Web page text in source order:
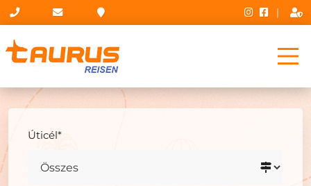
|
Úticél*